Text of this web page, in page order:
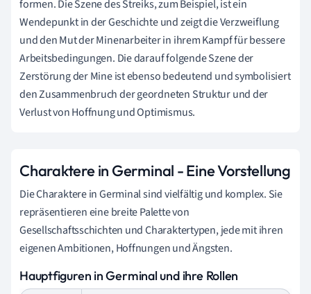
formen. Die Szene des Streiks, zum Beispiel, ist ein
Wendepunkt in der Geschichte und zeigt die Verzweiflung
und den Mut der Minenarbeiter in ihrem Kampf für bessere
Arbeitsbedingungen. Die darauf folgende Szene der
Zerstörung der Mine ist ebenso bedeutend und symbolisiert
den Zusammenbruch der geordneten Struktur und der
Verlust von Hoffnung und Optimismus.
Charaktere in Germinal - Eine Vorstellung
Die Charaktere in Germinal sind vielfältig und komplex. Sie
repräsentieren eine breite Palette von
Gesellschaftsschichten und Charaktertypen, jede mit ihren
eigenen Ambitionen, Hoffnungen und Ängsten.
Hauptfiguren in Germinal und ihre Rollen